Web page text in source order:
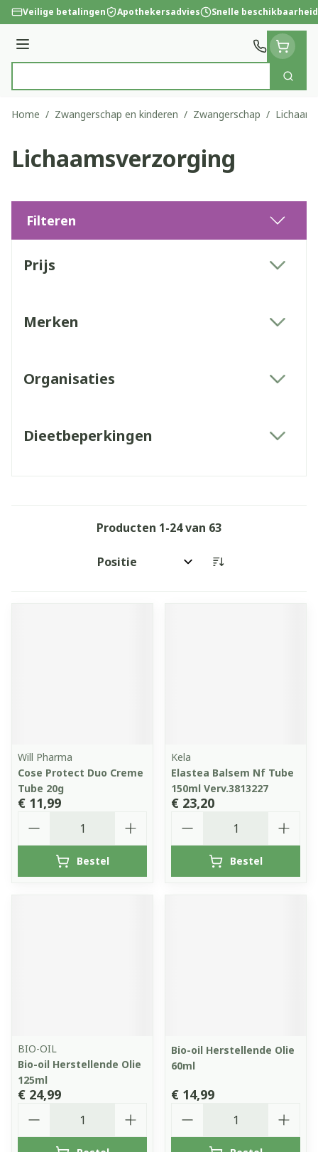
Ga naar de inhoud
Veilige betalingen Apothekersadvies Snelle beschikbaarheid
Menu
Zoek
Home / Zwangerschap en kinderen / Zwangerschap /
Lichaamsverzorging
Filteren
Prijs
Merken
Organisaties
Dieetbeperkingen
Producten 1-24van 63
Sorteer op:
Will Pharma
Cose Protect Duo Creme
Tube 20g
€ 11,99
Bestel
Kela
Elastea Balsem Nf Tube
150ml Verv.3813227
€ 23,20
Bestel
BIO-OIL
Bio-oil Herstellende Olie
125ml
€ 24,99
Bio-oil Herstellende Olie
60ml
€ 14,99